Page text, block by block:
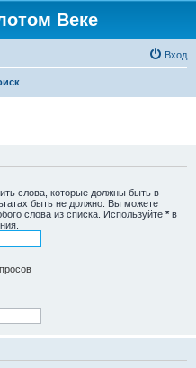
Веке
Вход
слова, которые должны быть в
быть не должно. Вы можете
слова из списка. Используйте * в